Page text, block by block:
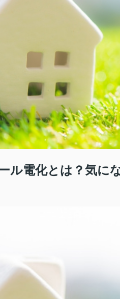
ル電化とは？気に